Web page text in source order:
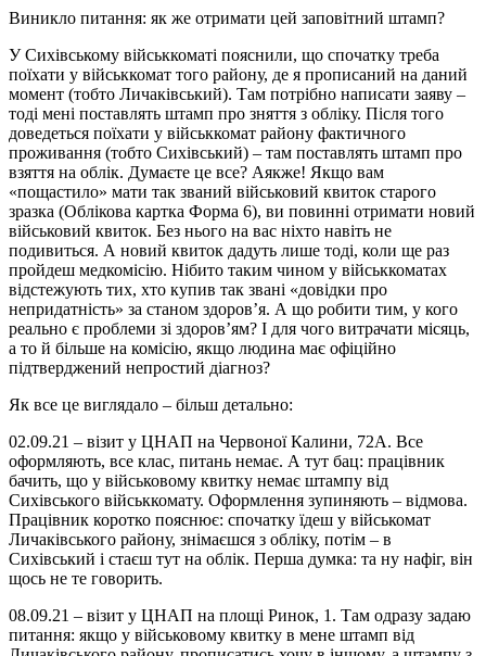
Виникло питання: як же отримати цей заповітний штамп?
У Сихівському військкоматі пояснили, що спочатку треба
поїхати у військкомат того району, де я прописаний на даний
момент (тобто Личаківський). Там потрібно написати заяву –
тоді мені поставлять штамп про зняття з обліку. Після того
доведеться поїхати у військкомат району фактичного
проживання (тобто Сихівський) – там поставлять штамп про
взяття на облік. Думаєте це все? Аякже! Якщо вам
«пощастило» мати так званий військовий квиток старого
зразка (Облікова картка Форма 6), ви повинні отримати новий
військовий квиток. Без нього на вас ніхто навіть не
подивиться. А новий квиток дадуть лише тоді, коли ще раз
пройдеш медкомісію. Нібито таким чином у військкоматах
відстежують тих, хто купив так звані «довідки про
непридатність» за станом здоров’я. А що робити тим, у кого
реально є проблеми зі здоров’ям? І для чого витрачати місяць,
а то й більше на комісію, якщо людина має офіційно
підтверджений непростий діагноз?
Як все це виглядало – більш детально:
02.09.21 – візит у ЦНАП на Червоної Калини, 72А. Все
оформляють, все клас, питань немає. А тут бац: працівник
бачить, що у військовому квитку немає штампу від
Сихівського військкомату. Оформлення зупиняють – відмова.
Працівник коротко пояснює: спочатку їдеш у військомат
Личаківського району, знімаєшся з обліку, потім – в
Сихівський і стаєш тут на облік. Перша думка: та ну нафіг, він
щось не те говорить.
08.09.21 – візит у ЦНАП на площі Ринок, 1. Там одразу задаю
питання: якщо у військовому квитку в мене штамп від